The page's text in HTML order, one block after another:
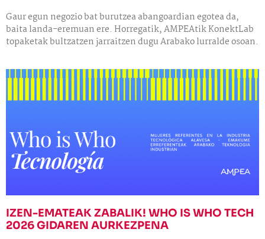
Gaur egun negozio bat burutzea abangoardian egotea da,
baita landa-eremuan ere. Horregatik, AMPEAtik KonektLab
topaketak bultzatzen jarraitzen dugu Arabako lurralde osoan.
IZEN-EMATEAK ZABALIK! WHO IS WHO TECH
2026 GIDAREN AURKEZPENA